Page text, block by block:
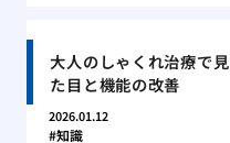
大人のしゃくれ治療で見
た目と機能の改善
2026.01.12
知識